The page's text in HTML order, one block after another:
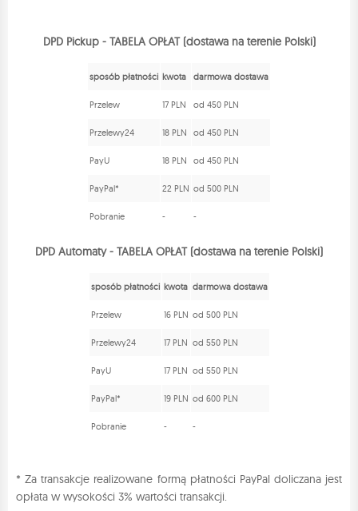
DPD Pickup - TABELA OPŁAT (dostawa na terenie Polski)
sposób płatności kwota darmowa dostawa
Przelew 17 PLN od 450 PLN
Przelewy24 18 PLN od 450 PLN
PayU 18 PLN od 450 PLN
PayPal* 22 PLN od 500 PLN
Pobranie - -
DPD Automaty - TABELA OPŁAT (dostawa na terenie Polski)
sposób płatności kwota darmowa dostawa
Przelew 16 PLN od 500 PLN
Przelewy24 17 PLN od 550 PLN
PayU 17 PLN od 550 PLN
PayPal* 19 PLN od 600 PLN
Pobranie - -
* Za transakcje realizowane formą płatności PayPal doliczana jest
opłata w wysokości 3% wartości transakcji.